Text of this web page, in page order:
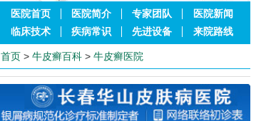
医院首页 医院简介 专家团队
医院新闻
临床技术
疾病常识 先进设备 来院路线
首页 > 牛皮癣百科 > 牛皮癣医院